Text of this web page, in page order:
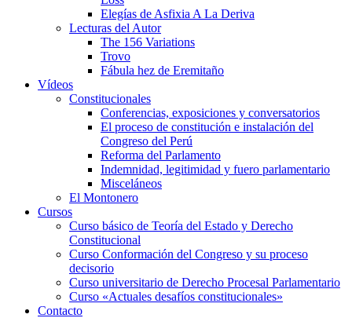
Elegías de Asfixia A La Deriva
Lecturas del Autor
The 156 Variations
Trovo
Fábula hez de Eremitaño
Vídeos
Constitucionales
Conferencias, exposiciones y conversatorios
El proceso de constitución e instalación del
Congreso del Perú
Reforma del Parlamento
Indemnidad, legitimidad y fuero parlamentario
Misceláneos
El Montonero
Cursos
Curso básico de Teoría del Estado y Derecho
Constitucional
Curso Conformación del Congreso y su proceso
decisorio
Curso universitario de Derecho Procesal Parlamentario
Curso «Actuales desafíos constitucionales»
Contacto